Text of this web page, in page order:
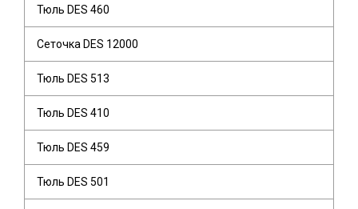
Тюль DES 460
Сеточка DES 12000
Тюль DES 513
Тюль DES 410
Тюль DES 459
Тюль DES 501